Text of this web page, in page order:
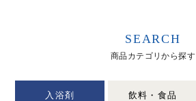
SEARCH
商品カテゴリから探す
入浴剤 飲料・食品